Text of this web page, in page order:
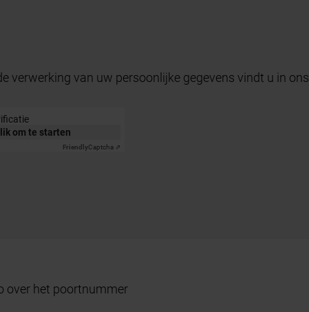
verwerking van uw persoonlijke gegevens vindt u in ons
om te starten
FriendlyCaptcha ⇗
over het poortnummer